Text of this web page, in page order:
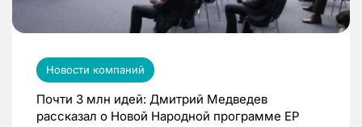
Новости компаний
Почти 3 млн идей: Дмитрий Медведев
рассказал о Новой Народной программе ЕР